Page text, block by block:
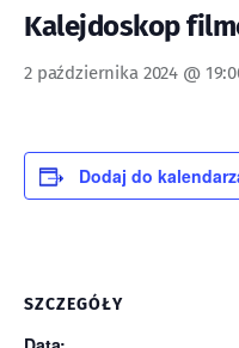
Kalejdoskop
2 października 2024 @
Dodaj do
SZCZEGÓŁY